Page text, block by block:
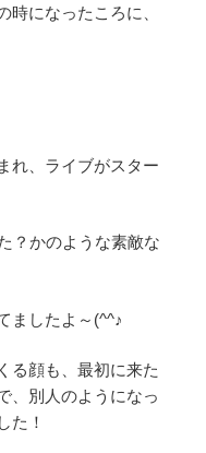
時になったころに、
れ、ライブがスター
？かのような素敵な
ましたよ～(^^♪
る顔も、最初に来た
、別人のようになっ
た！